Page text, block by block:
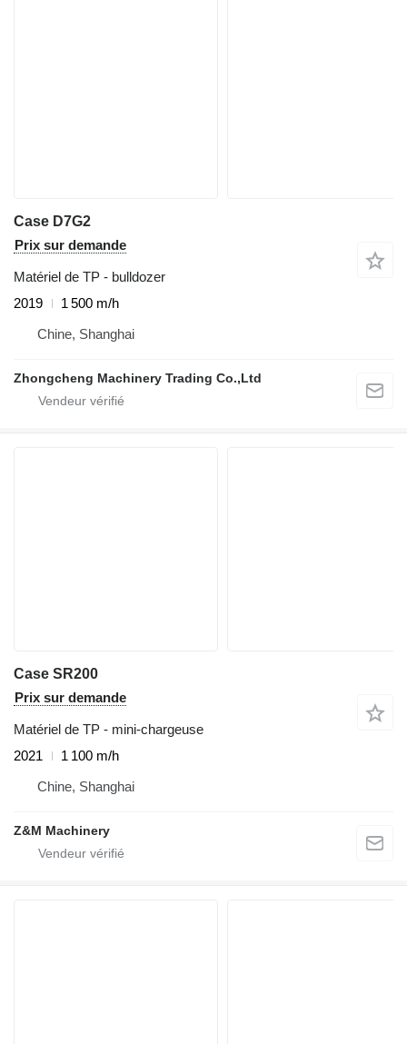
Case D7G2
Prix sur demande
Matériel de TP - bulldozer
2019
1 500 m/h
Chine, Shanghai
Zhongcheng Machinery Trading Co.,Ltd
Case SR200
Prix sur demande
Matériel de TP - mini-chargeuse
2021
1 100 m/h
Chine, Shanghai
Z&M Machinery